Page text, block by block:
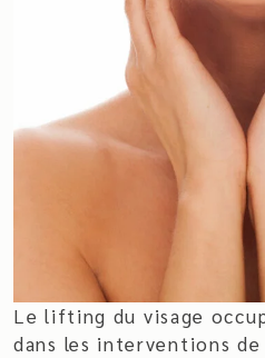
Lelifting du visage
dans les interventions